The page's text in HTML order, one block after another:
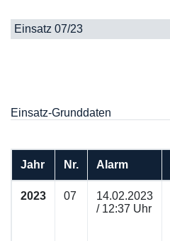
Einsatz 07/23
Einsatz-Grunddaten
Jahr Nr. Alarm
2023 07
14.02.2023
/ 12:37 Uhr